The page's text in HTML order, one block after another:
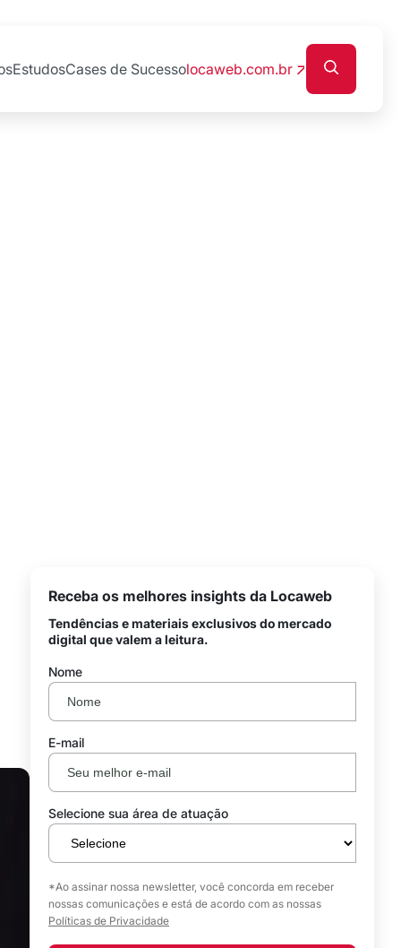
EstudosCases de Sucessolocaweb.com.br
Receba os melhores insights da Locaweb
Tendências e materiais exclusivos do mercado
digital que valem a leitura.
Nome
E-mail
Selecione sua área de atuação
*Ao assinar nossa newsletter, você concorda em receber
nossas comunicações e está de acordo com as nossas
Políticas de Privacidade